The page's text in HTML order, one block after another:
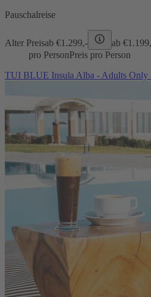
Pauschalreise
Alter Preisab €1.299,- ab €
pro PersonPreis pro Person
TUI BLUE Insula Alba - Adults Only